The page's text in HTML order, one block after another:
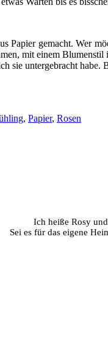
Papier gemacht. Wer
mit einem Blumenstil
sie untergebracht
, Papier, Rosen
Ich heiße Rosy
Sei es für das eigene